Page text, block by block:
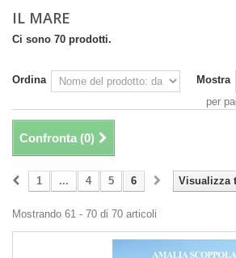
IL MARE
Ci sono 70 prodotti.
Ordina
Mostra
per
Confronta (0)
Visualizza
1 ... 4 5 6
Mostrando 61 - 70 di 70 articoli